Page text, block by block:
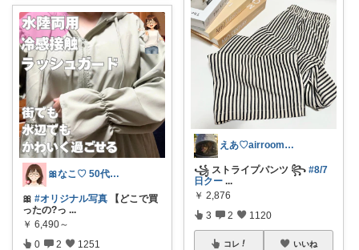
🎀なこ♡︎ 50代主婦の"買って正解"
🎀 #オリジナル写真 【どこで買
ったの?っ ...
￥ 6,490～
0 2 1251
えあ♡airroom❀ラクして整う暮らし
꧁ ストライプパンツ ꧂ #8/7
日クー ...
￥ 2,876
3 2 1120
コレ いいね